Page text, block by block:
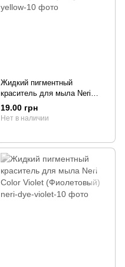
Жидкий пигментный
краситель для мыла Neri
Color Light Yellow (Светло-
желтый), 10 грамм
19.00 грн
Нет в наличии